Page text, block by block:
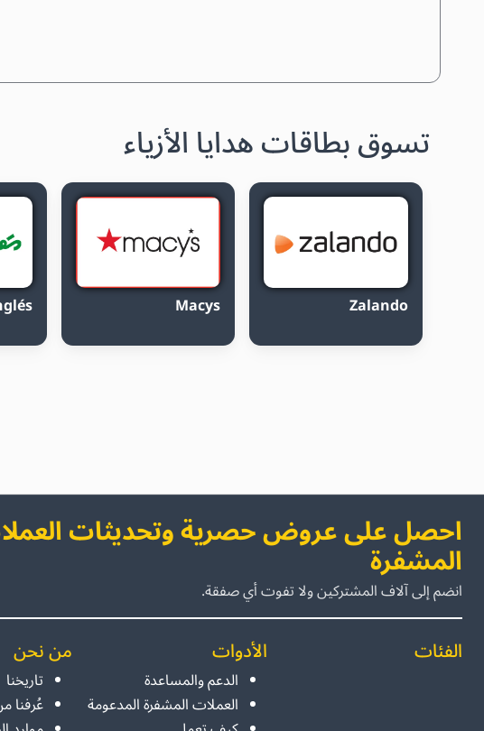
تسوق بطاقات هدايا الأزياء
Zalando
Macys
احصل على عروض حصرية وتحديثات
المشفرة
انضم إلى آلاف المشتركين ولا تفوت أي صفقة.
الفئات الأدوات
الدعم والمساعدة
العملات المشفرة المدعومة
من نحن
تاريخنا
عُرفنا